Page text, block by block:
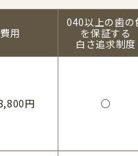
費用
040以上の歯の
を保証する
白さ追求制度
円 ○